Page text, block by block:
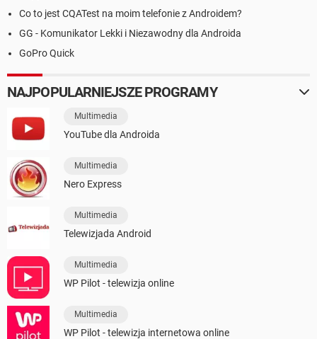
Co to jest CQATest na moim telefonie z Androidem?
GG - Komunikator Lekki i Niezawodny dla Androida
GoPro Quick
NAJPOPULARNIEJSZE PROGRAMY
Multimedia
YouTube dla Androida
Multimedia
Nero Express
Multimedia
Telewizjada Android
Multimedia
WP Pilot - telewizja online
Multimedia
WP Pilot - telewizja internetowa online